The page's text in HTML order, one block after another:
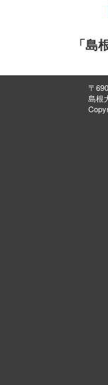
「
〒
島根